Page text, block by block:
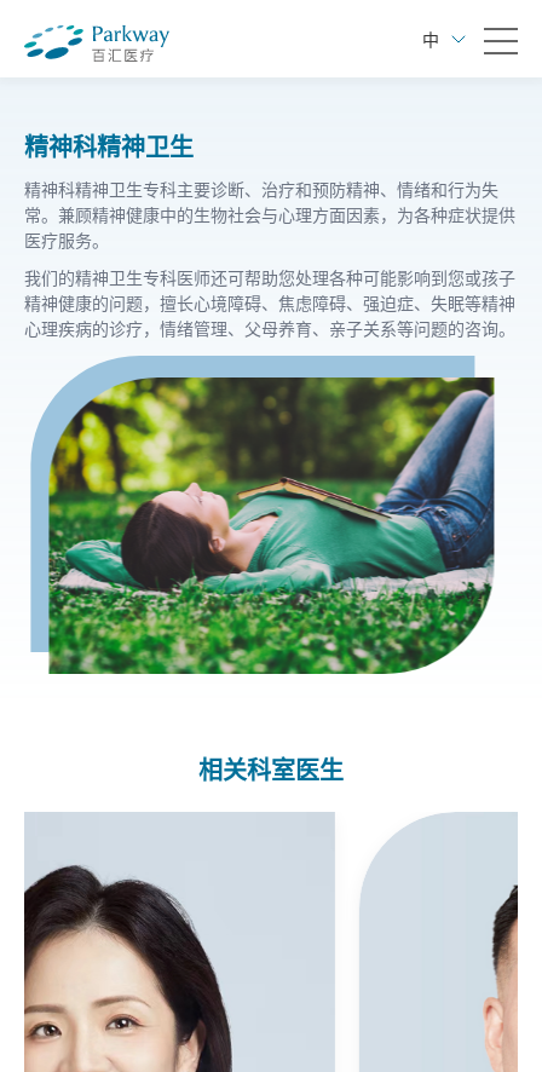
中
精神科精神卫生
精神科精神卫生专科主要诊断、治疗和预防精神、情绪和行为失
常。兼顾精神健康中的生物社会与心理方面因素，为各种症状提供
医疗服务。
我们的精神卫生专科医师还可帮助您处理各种可能影响到您或孩子
精神健康的问题，擅长心境障碍、焦虑障碍、强迫症、失眠等精神
心理疾病的诊疗，情绪管理、父母养育、亲子关系等问题的咨询。
相关科室医生